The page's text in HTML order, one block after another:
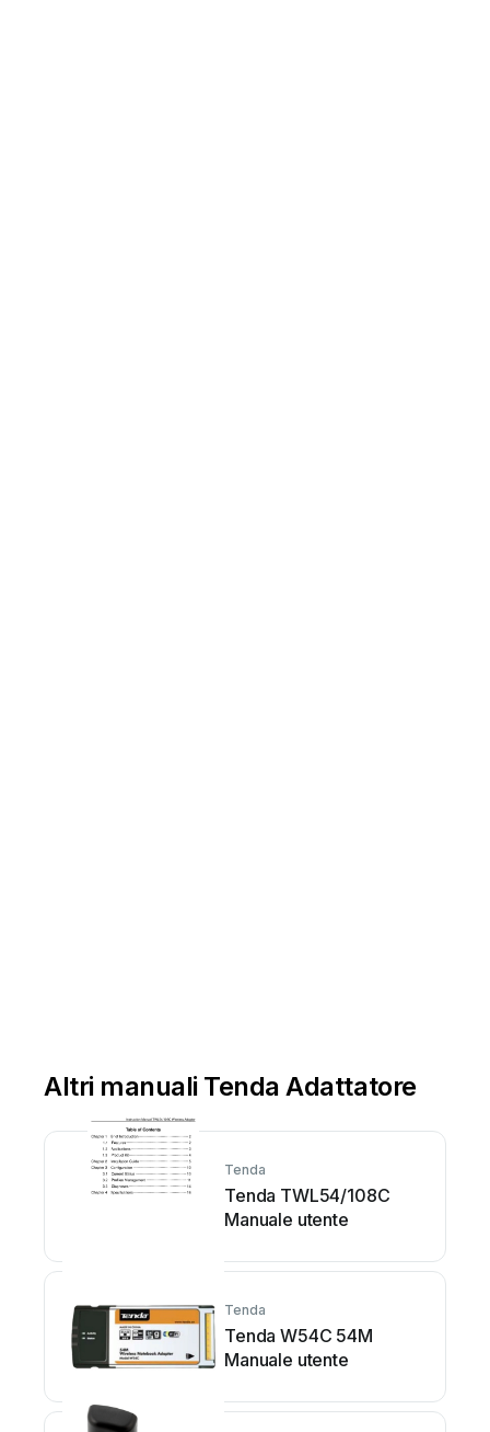
Altri manuali Tenda Adattatore
Tenda
Tenda TWL54/108C
Manuale utente
Tenda
Tenda W54C 54M
Manuale utente